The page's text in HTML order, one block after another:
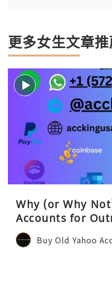
更多女生文章
Why (or Why
Accounts for
Buy Old Yahoo